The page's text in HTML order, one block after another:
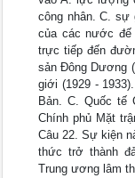
công nhân. C. sự
của các nước đế
trực tiếp đến
sản Đông Dương
giới (1929 -
Bản. C. Quốc tế
Chính phủ Mặt
Câu 22. Sự kiện
thức trở thành
Trung ương lâm